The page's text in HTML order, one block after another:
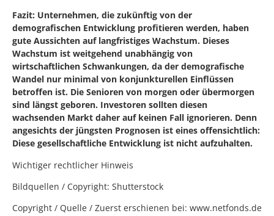
Fazit: Unternehmen, die zukünftig von der
demografischen Entwicklung profitieren werden, haben
gute Aussichten auf langfristiges Wachstum. Dieses
Wachstum ist weitgehend unabhängig von
wirtschaftlichen Schwankungen, da der demografische
Wandel nur minimal von konjunkturellen Einflüssen
betroffen ist. Die Senioren von morgen oder übermorgen
sind längst geboren. Investoren sollten diesen
wachsenden Markt daher auf keinen Fall ignorieren. Denn
angesichts der jüngsten Prognosen ist eines offensichtlich:
Diese gesellschaftliche Entwicklung ist nicht aufzuhalten.
Wichtiger rechtlicher Hinweis
Bildquellen / Copyright: Shutterstock
Copyright / Quelle / Zuerst erschienen bei: www.netfonds.de